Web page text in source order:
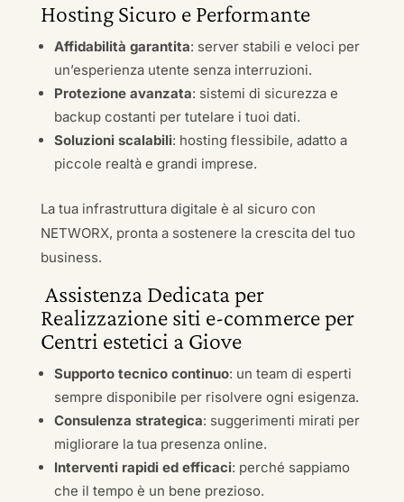
Hosting Sicuro e Performante
Affidabilità garantita: server stabili e veloci per
un’esperienza utente senza interruzioni.
Protezione avanzata: sistemi di sicurezza e
backup costanti per tutelare i tuoi dati.
Soluzioni scalabili: hosting flessibile, adatto a
piccole realtà e grandi imprese.
La tua infrastruttura digitale è al sicuro con
NETWORX, pronta a sostenere la crescita del tuo
business.
Assistenza Dedicata per
Realizzazione siti e-commerce per
Centri estetici a Giove
Supporto tecnico continuo: un team di esperti
sempre disponibile per risolvere ogni esigenza.
Consulenza strategica: suggerimenti mirati per
migliorare la tua presenza online.
Interventi rapidi ed efficaci: perché sappiamo
che il tempo è un bene prezioso.